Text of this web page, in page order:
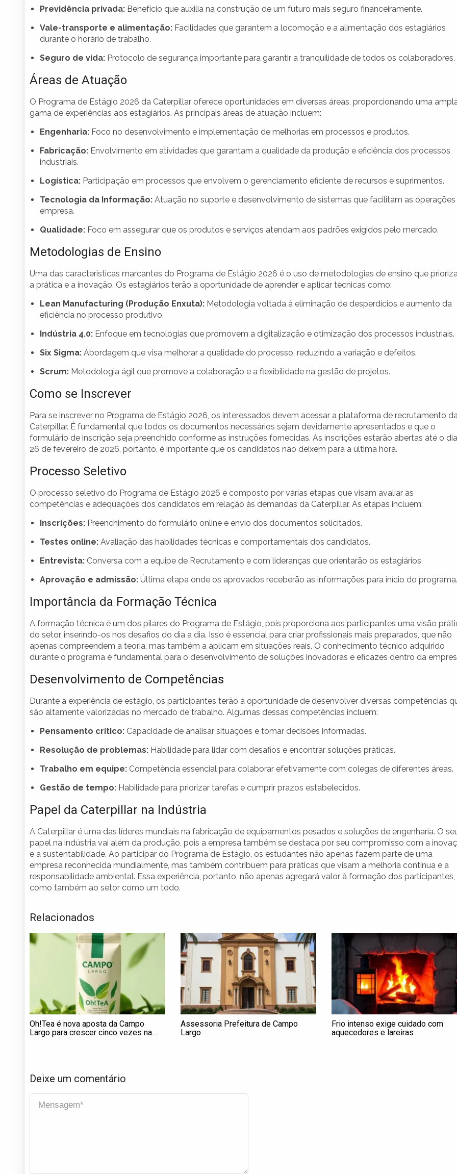
Previdência privada: Benefício que auxilia na construção de um futuro mais seguro financeiramente.
Vale-transporte e alimentação: Facilidades que garantem a locomoção e a alimentação dos estagiários
durante o horário de trabalho.
Seguro de vida: Protocolo de segurança importante para garantir a tranquilidade de todos os colaboradores.
Áreas de Atuação
O Programa de Estágio 2026 da Caterpillar oferece oportunidades em diversas áreas, proporcionando uma
gama de experiências aos estagiários. As principais áreas de atuação incluem:
Engenharia: Foco no desenvolvimento e implementação de melhorias em processos e produtos.
Fabricação: Envolvimento em atividades que garantam a qualidade da produção e eficiência dos processos
industriais.
Logística: Participação em processos que envolvem o gerenciamento eficiente de recursos e suprimentos.
Tecnologia da Informação: Atuação no suporte e desenvolvimento de sistemas que facilitam as
empresa.
Qualidade: Foco em assegurar que os produtos e serviços atendam aos padrões exigidos pelo mercado.
Metodologias de Ensino
Uma das características marcantes do Programa de Estágio 2026 é o uso de metodologias de ensino que
a prática e a inovação. Os estagiários terão a oportunidade de aprender e aplicar técnicas como:
Lean Manufacturing (Produção Enxuta): Metodologia voltada à eliminação de desperdícios e aumento da
eficiência no processo produtivo.
Indústria 4.0: Enfoque em tecnologias que promovem a digitalização e otimização dos processos industriais.
Six Sigma: Abordagem que visa melhorar a qualidade do processo, reduzindo a variação e defeitos.
Scrum: Metodologia ágil que promove a colaboração e a flexibilidade na gestão de projetos.
Como se Inscrever
Para se inscrever no Programa de Estágio 2026, os interessados devem acessar a plataforma de recrutamento
Caterpillar. É fundamental que todos os documentos necessários sejam devidamente apresentados e que o
formulário de inscrição seja preenchido conforme as instruções fornecidas. As inscrições estarão abertas até o dia
26 de fevereiro de 2026, portanto, é importante que os candidatos não deixem para a última hora.
Processo Seletivo
O processo seletivo do Programa de Estágio 2026 é composto por várias etapas que visam avaliar as
competências e adequações dos candidatos em relação às demandas da Caterpillar. As etapas incluem:
Inscrições: Preenchimento do formulário online e envio dos documentos solicitados.
Testes online: Avaliação das habilidades técnicas e comportamentais dos candidatos.
Entrevista: Conversa com a equipe de Recrutamento e com lideranças que orientarão os estagiários.
Aprovação e admissão: Última etapa onde os aprovados receberão as informações para início do programa.
Importância da Formação Técnica
A formação técnica é um dos pilares do Programa de Estágio, pois proporciona aos participantes uma visão
do setor, inserindo-os nos desafios do dia a dia. Isso é essencial para criar profissionais mais preparados, que não
apenas compreendem a teoria, mas também a aplicam em situações reais. O conhecimento técnico adquirido
durante o programa é fundamental para o desenvolvimento de soluções inovadoras e eficazes dentro da
Desenvolvimento de Competências
Durante a experiência de estágio, os participantes terão a oportunidade de desenvolver diversas competências
são altamente valorizadas no mercado de trabalho. Algumas dessas competências incluem:
Pensamento crítico: Capacidade de analisar situações e tomar decisões informadas.
Resolução de problemas: Habilidade para lidar com desafios e encontrar soluções práticas.
Trabalho em equipe: Competência essencial para colaborar efetivamente com colegas de diferentes áreas.
Gestão de tempo: Habilidade para priorizar tarefas e cumprir prazos estabelecidos.
Papel da Caterpillar na Indústria
A Caterpillar é uma das líderes mundiais na fabricação de equipamentos pesados e soluções de engenharia. O
papel na indústria vai além da produção, pois a empresa também se destaca por seu compromisso com a
e a sustentabilidade. Ao participar do Programa de Estágio, os estudantes não apenas fazem parte de uma
empresa reconhecida mundialmente, mas também contribuem para práticas que visam a melhoria contínua e a
responsabilidade ambiental. Essa experiência, portanto, não apenas agregará valor à formação dos participantes,
como também ao setor como um todo.
Relacionados
Oh!Tea é nova aposta da Campo
Largo para crescer cinco vezes na
Assessoria Prefeitura de Campo
Largo
Frio intenso exige cuidado com
aquecedores e lareiras
Deixe um comentário